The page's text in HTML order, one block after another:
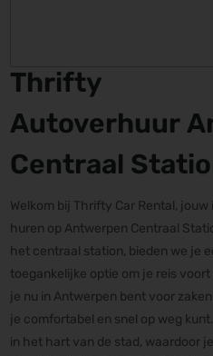
Thrifty
Autoverhuur
Centraal
Welkom bij Thrifty Car Rental,
huren op Antwerpen Centraal
het centraal station, bieden we je
toegankelijke optie om je reis
je nu in Antwerpen bent voor
je comfortabel en snel op weg
in het hart van de stad, waardoor